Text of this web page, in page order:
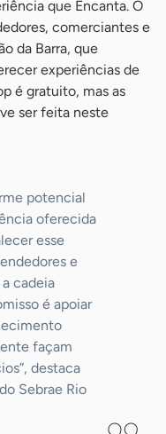
que Encanta. O
comerciantes e
da Barra, que
experiências de
é gratuito, mas as
ser feita neste
potencial
oferecida
esse
e
cadeia
é apoiar
façam
destaca
Sebrae Rio